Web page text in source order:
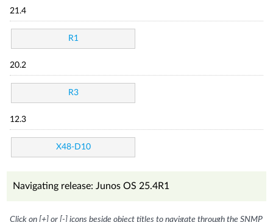
21.4
R1
20.2
R3
12.3
X48-D10
Navigating release: Junos OS 25.4R1
Click on [+] or [-] icons beside object titles to navigate through the SNMP